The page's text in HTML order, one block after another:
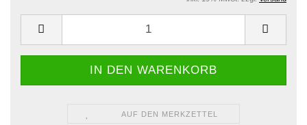
AUF DEN MERKZETTEL